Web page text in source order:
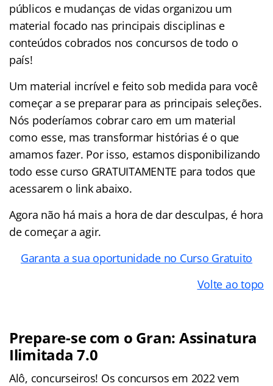
públicos e mudanças de vidas organizou um
material focado nas principais disciplinas e
conteúdos cobrados nos concursos de todo o
país!
Um material incrível e feito sob medida para você
começar a se preparar para as principais seleções.
Nós poderíamos cobrar caro em um material
como esse, mas transformar histórias é o que
amamos fazer. Por isso, estamos disponibilizando
todo esse curso GRATUITAMENTE para todos que
acessarem o link abaixo.
Agora não há mais a hora de dar desculpas, é hora
de começar a agir.
Garanta a sua oportunidade no Curso Gratuito
Volte ao topo
Prepare-se com o Gran: Assinatura
Ilimitada 7.0
Alô, concurseiros! Os concursos em 2022 vem